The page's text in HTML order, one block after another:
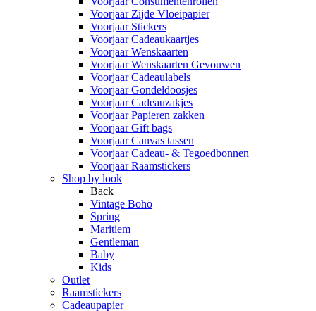
Voorjaar Zijde Vloeipapier
Voorjaar Stickers
Voorjaar Cadeaukaartjes
Voorjaar Wenskaarten
Voorjaar Wenskaarten Gevouwen
Voorjaar Cadeaulabels
Voorjaar Gondeldoosjes
Voorjaar Cadeauzakjes
Voorjaar Papieren zakken
Voorjaar Gift bags
Voorjaar Canvas tassen
Voorjaar Cadeau- & Tegoedbonnen
Voorjaar Raamstickers
Shop by look
Back
Vintage Boho
Spring
Maritiem
Gentleman
Baby
Kids
Outlet
Raamstickers
Cadeaupapier